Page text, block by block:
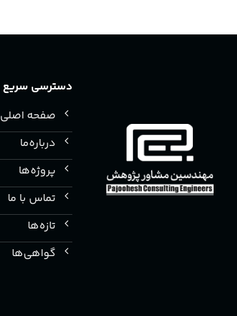
دسترسی سریع
صفحه اصلی
درباره‌ما
پروژه‌ها
تماس با ما
تازه‌ها
گواهی‌ها